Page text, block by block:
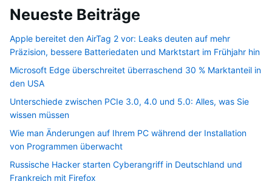
Neueste Beiträge
Apple bereitet den AirTag 2 vor: Leaks deuten auf mehr
Präzision, bessere Batteriedaten und Marktstart im Frühjahr hin
Microsoft Edge überschreitet überraschend 30 % Marktanteil in
den USA
Unterschiede zwischen PCIe 3.0, 4.0 und 5.0: Alles, was Sie
wissen müssen
Wie man Änderungen auf Ihrem PC während der Installation
von Programmen überwacht
Russische Hacker starten Cyberangriff in Deutschland und
Frankreich mit Firefox